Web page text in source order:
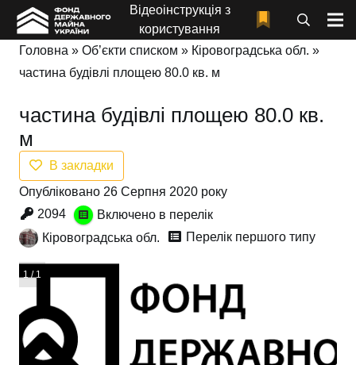
Відеоінструкція з
користування
Головна » Об’єкти списком » Кіровоградська обл. »
частина будівлі площею 80.0 кв. м
частина будівлі площею 80.0 кв.
м
В закладки
Опубліковано 26 Серпня 2020 року
2094
Включено в перелік
Кіровоградська обл.
Перелік першого типу
1 / 1